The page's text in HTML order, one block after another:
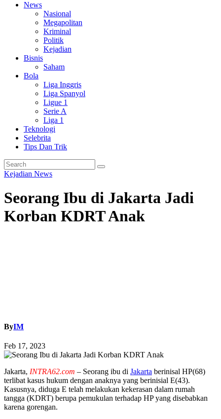
News
Nasional
Megapolitan
Kriminal
Politik
Kejadian
Bisnis
Saham
Bola
Liga Inggris
Liga Spanyol
Ligue 1
Serie A
Liga 1
Teknologi
Selebrita
Tips Dan Trik
Kejadian News
Seorang Ibu di Jakarta Jadi
Korban KDRT Anak
ByIM
Feb 17, 2023
Jakarta, INTRA62.com – Seorang ibu di Jakarta berinisal HP(68)
terlibat kasus hukum dengan anaknya yang berinisial E(43).
Kasusnya, diduga E telah melakukan kekerasan dalam rumah
tangga (KDRT) berupa pemukulan terhadap HP yang disebabkan
karena gorengan.